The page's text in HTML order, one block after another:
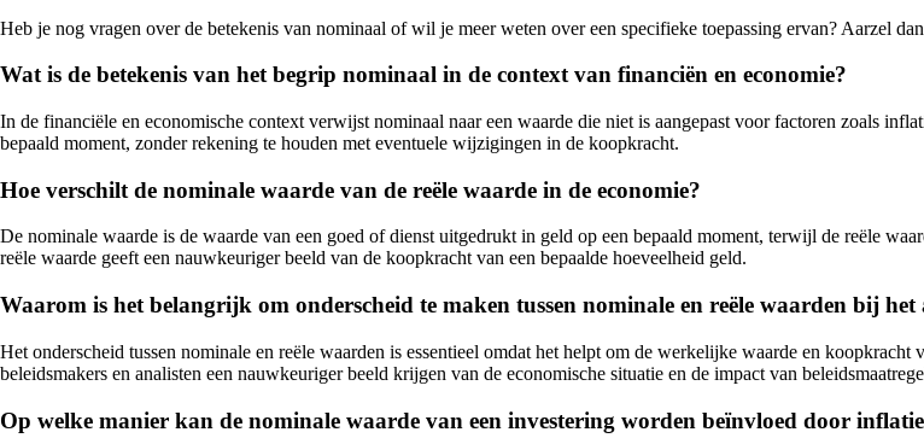
Heb je nog vragen over de betekenis van nominaal of wil je meer weten over een specifieke toepassing ervan? Aarzel
Wat is de betekenis van het begrip nominaal in de context van financiën en economie?
In de financiële en economische context verwijst nominaal naar een waarde die niet is aangepast voor factoren zoals
bepaald moment, zonder rekening te houden met eventuele wijzigingen in de koopkracht.
Hoe verschilt de nominale waarde van de reële waarde in de economie?
De nominale waarde is de waarde van een goed of dienst uitgedrukt in geld op een bepaald moment, terwijl de reële
reële waarde geeft een nauwkeuriger beeld van de koopkracht van een bepaalde hoeveelheid geld.
Waarom is het belangrijk om onderscheid te maken tussen nominale en reële waarden bij het
Het onderscheid tussen nominale en reële waarden is essentieel omdat het helpt om de werkelijke waarde en
beleidsmakers en analisten een nauwkeuriger beeld krijgen van de economische situatie en de impact van
Op welke manier kan de nominale waarde van een investering worden beïnvloed door